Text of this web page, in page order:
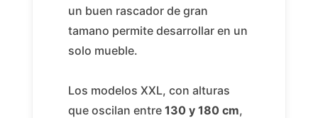
un buen rascador de gran
tamano permite desarrollar en un
solo mueble.
Los modelos XXL, con alturas
que oscilan entre 130 y 180 cm,